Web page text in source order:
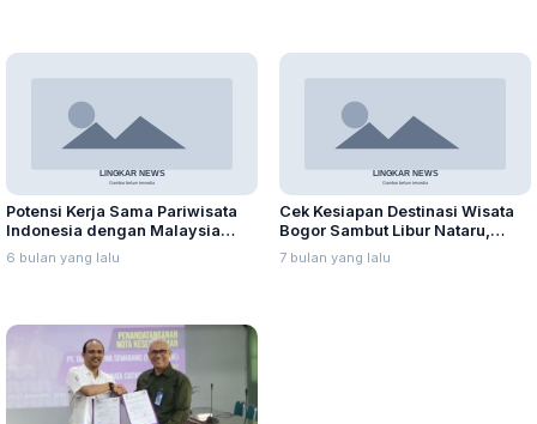
Potensi Kerja Sama Pariwisata
Indonesia dengan Malaysia
Saling Menguntungkan
6 bulan yang lalu
Cek Kesiapan Destinasi Wisata
Bogor Sambut Libur Nataru,
Wamenpar Imbau Tingkatkan
Kewaspadaan
7 bulan yang lalu